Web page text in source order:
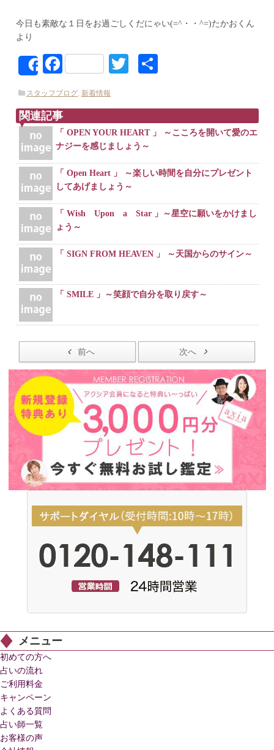
今日も素敵な１日をお過ごしくだにゃい(=^・・^=)たかおくん
より
ShareFacebook Twitter
スタッフブログ, 新着情報
関連記事
「 OPEN YOUR HEART 」 ～こころを開いて愛のエ
ナジーを感じましょう～
「 Open Heart 」 ～楽しい時間を自分にプレゼント
してあげましょう～
「 Wish Upon a Star 」～星空に願いをかけまし
ょう～
「 SIGN FROM HEAVEN 」 ～天国からのサイン～
「 SMILE 」～笑顔で自分を取り戻す～
前へ 次へ
メニュー
初めての方へ
占いの流れ
ご利用料金
キャンペーン
よくある質問
占い師一覧
お客様の声